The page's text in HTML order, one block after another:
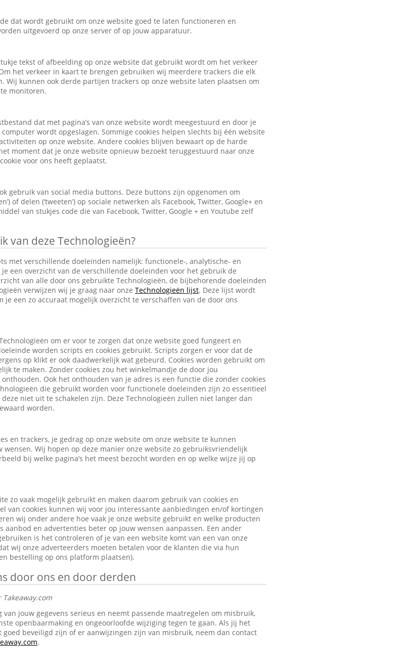
dat wordt gebruikt om onze website goed te laten functioneren en
uitgevoerd op onze server of op jouw apparatuur.
tekst of afbeelding op onze website dat gebruikt wordt om het verkeer
het verkeer in kaart te brengen gebruiken wij meerdere trackers die elk
Wij kunnen ook derde partijen trackers op onze website laten plaatsen om
monitoren.
dat met pagina’s van onze website wordt meegestuurd en door je
wordt opgeslagen. Sommige cookies helpen slechts bij één website
op onze website. Andere cookies blijven bewaart op de harde
moment dat je onze website opnieuw bezoekt teruggestuurd naar onze
voor ons heeft geplaatst.
gebruik van social media buttons. Deze buttons zijn opgenomen om
of delen (‘tweeten’) op sociale netwerken als Facebook, Twitter, Google+ en
van stukjes code die van Facebook, Twitter, Google + en Youtube zelf
van deze Technologieën?
met verschillende doeleinden namelijk: functionele-, analytische- en
een overzicht van de verschillende doeleinden voor het gebruik de
van alle door ons gebruikte Technologieën, de bijbehorende doeleinden
verwijzen wij je graag naar onze Technologieën lijst. Deze lijst wordt
je een zo accuraat mogelijk overzicht te verschaffen van de door ons
om er voor te zorgen dat onze website goed fungeert en
worden scripts en cookies gebruikt. Scripts zorgen er voor dat de
op klikt er ook daadwerkelijk wat gebeurd. Cookies worden gebruikt om
te maken. Zonder cookies zou het winkelmandje de door jou
Ook het onthouden van je adres is een functie die zonder cookies
die gebruikt worden voor functionele doeleinden zijn zo essentieel
niet uit te schakelen zijn. Deze Technologieën zullen niet langer dan
worden.
en trackers, je gedrag op onze website om onze website te kunnen
wensen. Wij hopen op deze manier onze website zo gebruiksvriendelijk
bij welke pagina’s het meest bezocht worden en op welke wijze jij op
zo vaak mogelijk gebruikt en maken daarom gebruik van cookies en
van cookies kunnen wij voor jou interessante aanbiedingen en/of kortingen
wij onder andere hoe vaak je onze website gebruikt en welke producten
aanbod en advertenties beter op jouw wensen aanpassen. Een ander
is het controleren of je van een website komt van een van onze
wij onze adverteerders moeten betalen voor de klanten die via hun
bestelling op ons platform plaatsen).
door ons en door derden
van jouw gegevens serieus en neemt passende maatregelen om misbruik,
openbaarmaking en ongeoorloofde wijziging tegen te gaan. Als jij het
beveiligd zijn of er aanwijzingen zijn van misbruik, neem dan contact
.